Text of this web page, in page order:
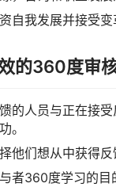
自我发展并接受变
的360度审核
的人员与正在接
。
他们想从中获得
者360度学习的目